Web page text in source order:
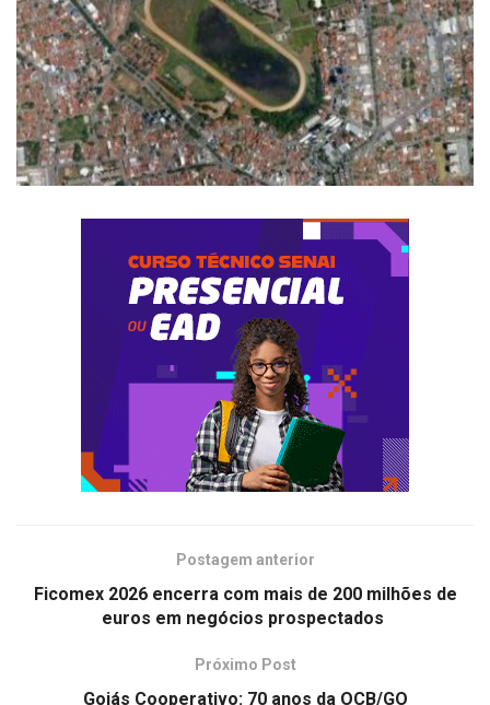
Postagem anterior
Ficomex 2026 encerra com mais de 200 milhões de
euros em negócios prospectados
Próximo Post
Goiás Cooperativo: 70 anos da OCB/GO